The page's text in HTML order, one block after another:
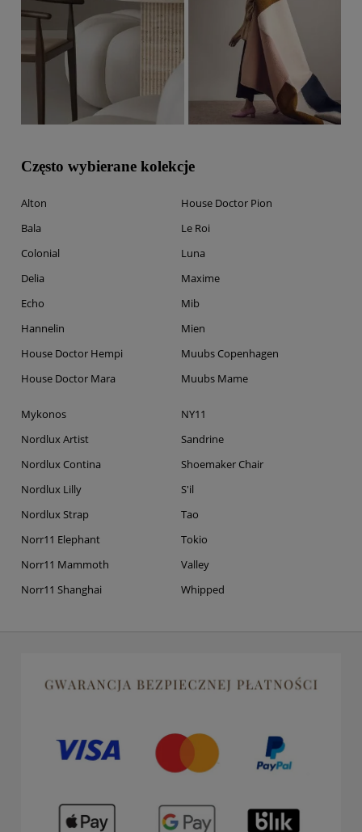
Często wybierane kolekcje
Alton
Bala
Colonial
Delia
Echo
Hannelin
House Doctor Hempi
House Doctor Mara
House Doctor Pion
Le Roi
Luna
Maxime
Mib
Mien
Muubs Copenhagen
Muubs Mame
Mykonos
Nordlux Artist
Nordlux Contina
Nordlux Lilly
Nordlux Strap
Norr11 Elephant
Norr11 Mammoth
Norr11 Shanghai
NY11
Sandrine
Shoemaker Chair
S'il
Tao
Tokio
Valley
Whipped